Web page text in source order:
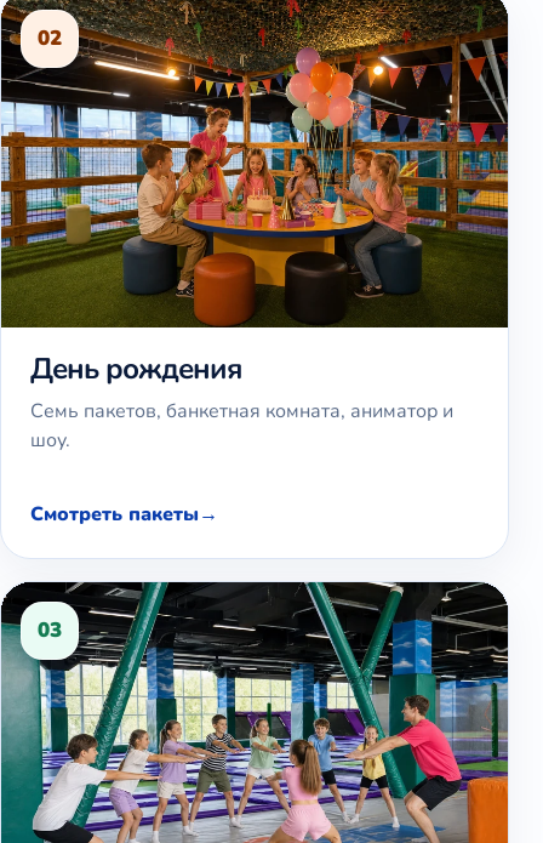
02
День рождения
Семь пакетов, банкетная комната, аниматор и
шоу.
Смотреть пакеты
03